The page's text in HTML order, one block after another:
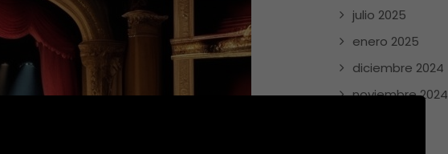
julio 2025
enero 2025
diciembre 2024
noviembre 2024